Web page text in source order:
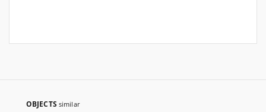
OBJECTS similar